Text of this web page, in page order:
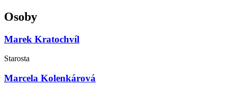
Osoby
Marek Kratochvíl
Starosta
Marcela Kolenkárová